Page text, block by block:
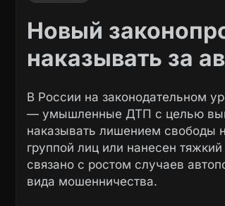
Новый
наказывать за
В России на законодательном
— умышленные ДТП с целью
наказывать лишением свободы
группой лиц или нанесен
связано с ростом случаев
вида мошенничества.